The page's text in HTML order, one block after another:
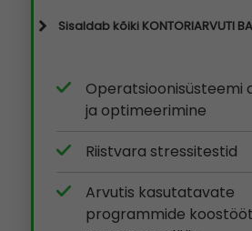
Sisaldab kõiki KONTORIARVUTI
Operatsioonisüsteemi
ja optimeerimine
Riistvara stressitestid
Arvutis kasutatavate
programmide